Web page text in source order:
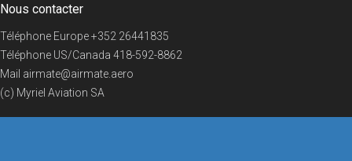
Nous contacter
Téléphone Europe+352 26441835
Téléphone US/Canada 418-592-8862
Mail airmate@airmate.aero
(c) Myriel Aviation SA